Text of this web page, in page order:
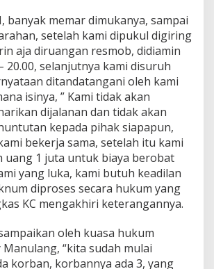
banyak memar dimukanya, sampai
setelah kami dipukul digiring
aja diruangan resmob, didiamin
20.00, selanjutnya kami disuruh
ditandatangani oleh kami
isinya, ” Kami tidak akan
dijalanan dan tidak akan
kepada pihak siapapun,
bekerja sama, setelah itu kami
uang 1 juta untuk biaya berobat
yang luka, kami butuh keadilan
diproses secara hukum yang
KC mengakhiri keterangannya.
oleh kuasa hukum
“kita sudah mulai
korban, korbannya ada 3, yang